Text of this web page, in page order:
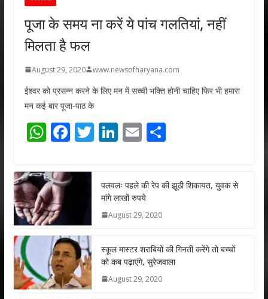
पूजा के समय ना करें ये पांच गलतियां, नहीं
मिलता है फल
August 29, 2020 www.newsofharyana.com
ईश्वर को प्रसन्न करने के लिए मन में सच्ची भक्ति होनी चाहिए फिर भी हमारा
मन कई बार पूजा-पाठ के
W
at
s
A
p
p
F
e
b
o
k
T
er
Li
e
dI
n
E
l
S
e
पलवलः पहले की रेप की झूठी शिकायत, युवक से
मांगे लाखों रुपये
August 29, 2020
स्कूल मास्टर शराबियों की गिनती करेंगे तो बच्चों
को कब पढ़ाएंगे, सुरेजवाला
August 29, 2020